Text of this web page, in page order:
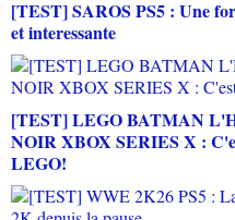
[TEST] SAROS PS5 : Une
et interessante
[TEST] LEGO BATMAN
NOIR XBOX SERIES X :
LEGO!